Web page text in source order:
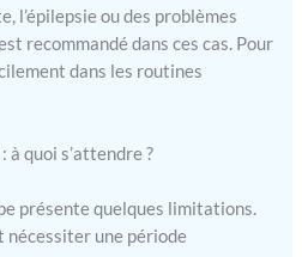
également exempt de
scintillement et d'UV
Avec une zone d'éclairage
jour a également
table basse ou le bureau
Lampe lumière du jour TL
l’épilepsie ou des problèmes
recommandé dans ces cas. Pour
dans les routines
à quoi s’attendre ?
présente quelques limitations.
nécessiter une période